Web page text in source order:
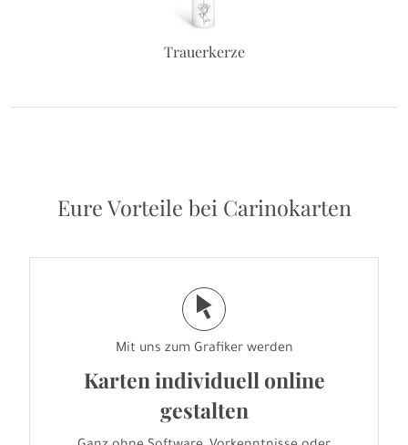
Trauerkerze
Eure Vorteile bei Carinokarten
j
Mit uns zum Grafiker werden
Karten individuell online
gestalten